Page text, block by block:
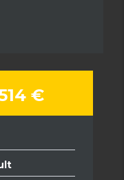
€